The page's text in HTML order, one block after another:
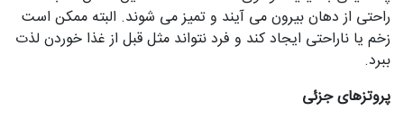
راحتی از دهان بیرون می‌ آیند و تمیز می‌ شوند. البته ممکن است
زخم یا ناراحتی ایجاد کند و فرد نتواند مثل قبل از غذا خوردن لذت
ببرد.
پروتزهای جزئی